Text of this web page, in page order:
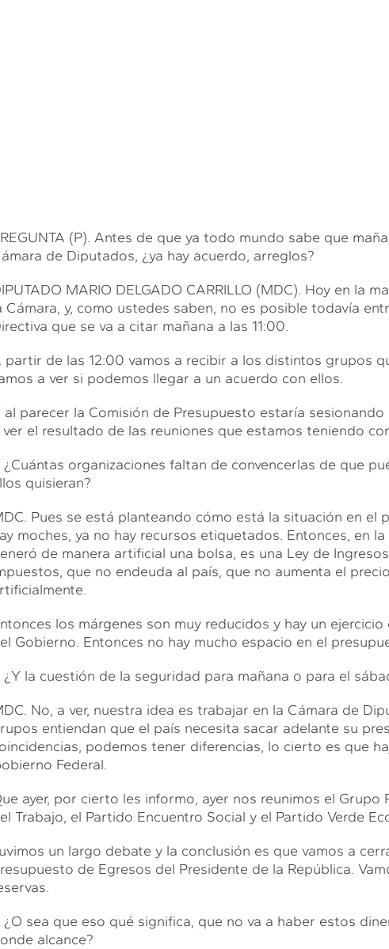
(P). Antes de que ya todo mundo sabe que
de Diputados, ¿ya hay acuerdo, arreglos?
MARIO DELGADO CARRILLO (MDC). Hoy en la
Cámara, y, como ustedes saben, no es posible todavía
que se va a citar mañana a las 11:00.
partir de las 12:00 vamos a recibir a los distintos grupos
a ver si podemos llegar a un acuerdo con ellos.
al parecer la Comisión de Presupuesto estaría
ver el resultado de las reuniones que estamos teniendo
¿Cuántas organizaciones faltan de convencerlas de que
quisieran?
Pues se está planteando cómo está la situación en el
moches, ya no hay recursos etiquetados. Entonces, en
de manera artificial una bolsa, es una Ley de
que no endeuda al país, que no aumenta el
los márgenes son muy reducidos y hay un
Gobierno. Entonces no hay mucho espacio en el
¿Y la cuestión de la seguridad para mañana o para el
No, a ver, nuestra idea es trabajar en la Cámara de
entiendan que el país necesita sacar adelante su
podemos tener diferencias, lo cierto es que
Federal.
ayer, por cierto les informo, ayer nos reunimos el
Trabajo, el Partido Encuentro Social y el Partido Verde
un largo debate y la conclusión es que vamos a
de Egresos del Presidente de la República.
¿O sea que eso qué significa, que no va a haber estos
alcance?